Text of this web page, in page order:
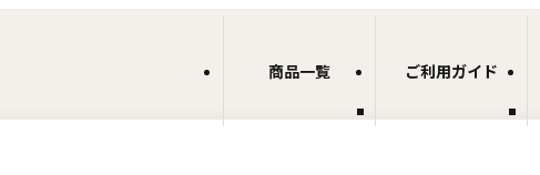
商品一覧 ご利用ガイド